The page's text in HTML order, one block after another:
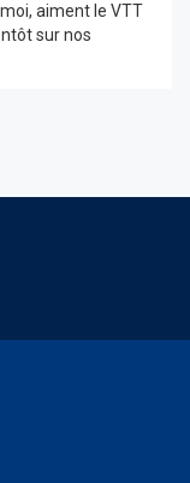
aiment le VTT
sur nos